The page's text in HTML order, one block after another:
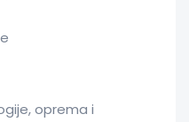
oprema i